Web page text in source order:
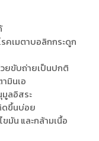
คเมตาบอลิกกระดูก
ยขับถ่ายเป็นปกติ
มินเอ
ลอิสระ
ดขึ้นบ่อย
มัน และกล้ามเนื้อ